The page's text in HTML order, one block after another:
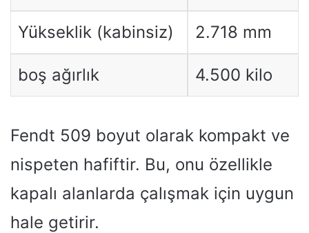
Yükseklik (kabinsiz) 2.718 mm
boş ağırlık 4.500 kilo
Fendt 509 boyut olarak kompakt ve
nispeten hafiftir. Bu, onu özellikle
kapalı alanlarda çalışmak için uygun
hale getirir.